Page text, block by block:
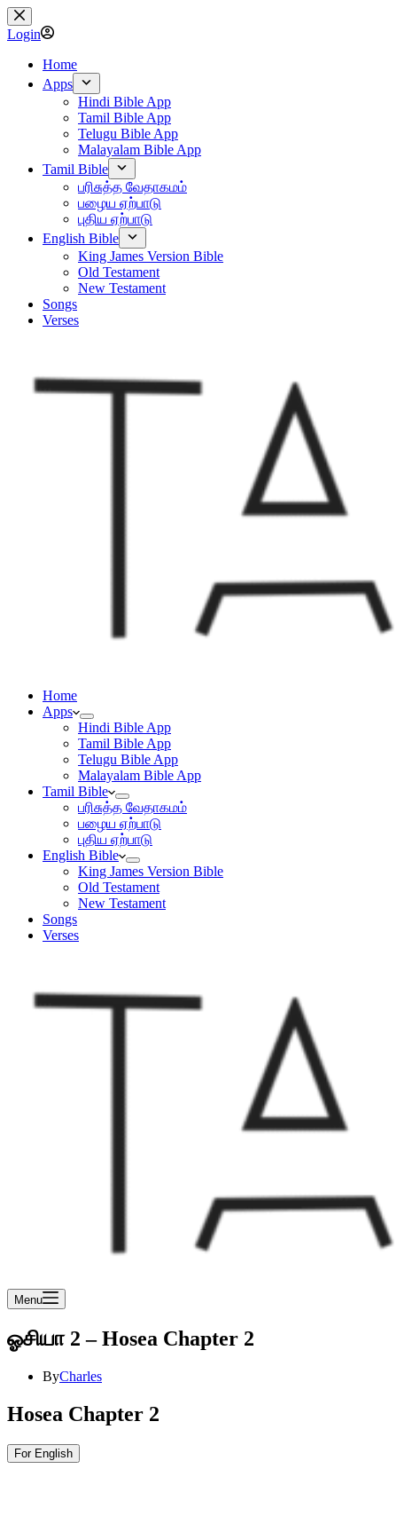
Skip
to
content
Login
Home
Apps
Hindi Bible App
Tamil Bible App
Telugu Bible App
Malayalam Bible App
Tamil Bible
பரிசுத்த வேதாகமம்
பழைய ஏற்பாடு
புதிய ஏற்பாடு
English Bible
King James Version Bible
Old Testament
New Testament
Songs
Verses
Home
Apps
Hindi Bible App
Tamil Bible App
Telugu Bible App
Malayalam Bible App
Tamil Bible
பரிசுத்த வேதாகமம்
பழைய ஏற்பாடு
புதிய ஏற்பாடு
English Bible
King James Version Bible
Old Testament
New Testament
Songs
Verses
Menu
ஓசியா 2 – Hosea Chapter 2
ByCharles
Hosea Chapter 2
For English